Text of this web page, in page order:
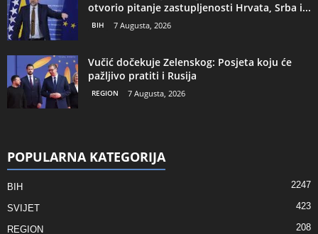
otvorio pitanje zastupljenosti Hrvata, Srba i...
BIH 7 Augusta, 2026
Vučić dočekuje Zelenskog: Posjeta koju će
pažljivo pratiti i Rusija
REGION 7 Augusta, 2026
POPULARNA KATEGORIJA
BIH 2247
SVIJET 423
REGION 208